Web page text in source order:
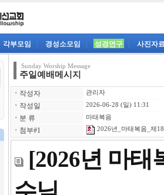
각부모임 경성소모임 성경연구 사진자
Sunday Worship Message
주일예배메시지
ㆍ 작성자 관리자
ㆍ 작성일 2026-06-28 (일) 11:31
ㆍ 분 류 마태복음
ㆍ 첨부#1 2026년_마태복음_제
[2026년 마태